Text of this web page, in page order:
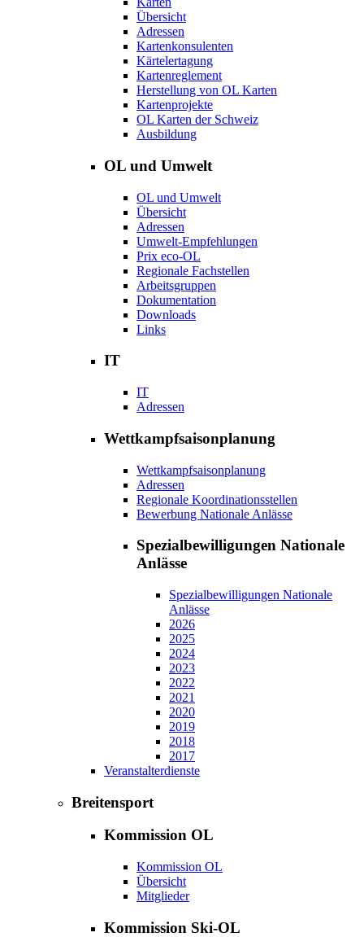
Übersicht
Adressen
Kartenkonsulenten
Kärtelertagung
Kartenreglement
Herstellung von OL Karten
Kartenprojekte
OL Karten der Schweiz
Ausbildung
OL und Umwelt
OL und Umwelt
Übersicht
Adressen
Umwelt-Empfehlungen
Prix eco-OL
Regionale Fachstellen
Arbeitsgruppen
Dokumentation
Downloads
Links
IT
IT
Adressen
Wettkampfsaisonplanung
Wettkampfsaisonplanung
Adressen
Regionale Koordinationsstellen
Bewerbung Nationale Anlässe
Spezialbewilligungen Nationale
Anlässe
Spezialbewilligungen Nationale
Anlässe
2026
2025
2024
2023
2022
2021
2020
2019
2018
2017
Veranstalterdienste
Breitensport
Kommission OL
Kommission OL
Übersicht
Mitglieder
Kommission Ski-OL